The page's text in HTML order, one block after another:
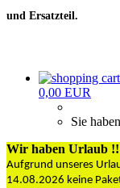
und Ersatzteil.
0,00 EUR
Sie
Wir haben Urlaub
Aufgrund unseres
14.08.2026 keine